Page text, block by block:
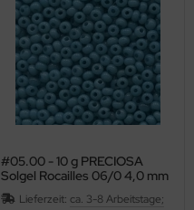
#05.00 - 10 g PRECIOSA
Solgel Rocailles 06/0 4,0 mm
- Opal African
Lieferzeit: ca. 3-8 Arbeitstage;